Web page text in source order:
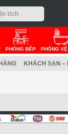
PHÒNG BẾP PHÒNG
KHÁCH SẠN –